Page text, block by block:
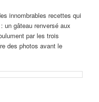
innombrables recettes qui
un gâteau renversé aux
par les trois
des photos avant le